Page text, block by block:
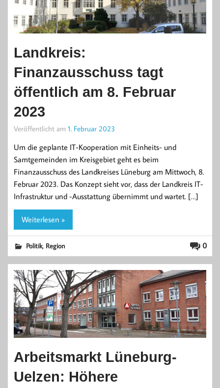
Landkreis:
Finanzausschuss tagt
öffentlich am 8. Februar
2023
Veröffentlicht am 1. Februar 2023
Um die geplante IT-Kooperation mit Einheits- und
Samtgemeinden im Kreisgebiet geht es beim
Finanzausschuss des Landkreises Lüneburg am Mittwoch, 8.
Februar 2023. Das Konzept sieht vor, dass der Landkreis IT-
Infrastruktur und -Ausstattung übernimmt und wartet. […]
Weiterlesen »
0
Politik, Region
Arbeitsmarkt Lüneburg-
Uelzen: Höhere